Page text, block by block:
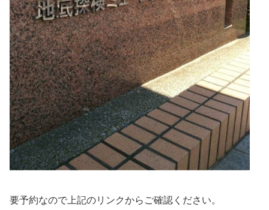
要予約なので上記のリンクからご確認ください。